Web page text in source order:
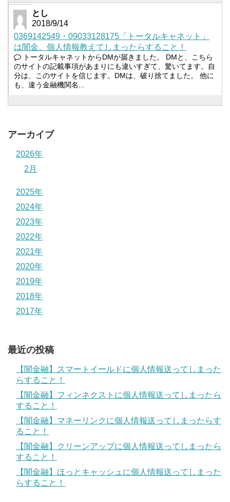
とし
2018/9/14
0369142549・09033128175「トータルキャネット」
は闇金。個人情報教えてしまったらすること！
トータルキャネットからDMが届きました。 DMと、こちら
のサイトの記載事項があまりにも違いすぎて、驚いてます。自
分は、このサイトを信じます。DMは、破り捨てました。 他に
も、違う金融機関名...
アーカイブ
2026年
2月
2025年
2024年
2023年
2022年
2021年
2020年
2019年
2018年
2017年
最近の投稿
【闇金融】スマートイールドに個人情報送ってしまった
らすること！
【闇金融】フィンネクストに個人情報送ってしまったら
すること！
【闇金融】マネーリンクに個人情報送ってしまったらす
ること！
【闇金融】クリーンアップに個人情報送ってしまったら
すること！
【闇金融】ほっとキャッシュに個人情報送ってしまった
らすること！